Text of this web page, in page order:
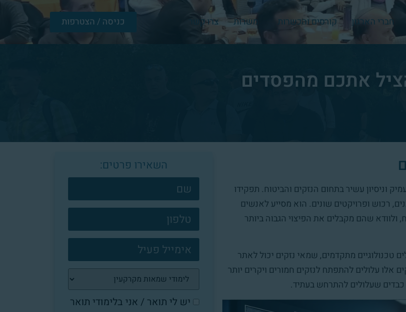
חברי הארגון קורסים והכשרות משרות צרו קשר כניסה / הצטרפות
אתכם מהפסדים
וניסיון עשיר בתחום הנזקים והביטוח. תפקידו
רכוש ופרויקטים שונים. הוא מסייע לאנשים
ולוודא שהם מקבלים את הפיצוי הגבוה ביותר
טכנולוגיים מתקדמים, שמאי נזקים יכול לאתר
אלו עלולים להתפתח לנזקים חמורים ויקרים יותר
כבדים שעלולים להתרחש בעתיד.
השאירו פרטים:
צרו
קשר
פוטר
יש לי תואר / אני בלימודי תואר